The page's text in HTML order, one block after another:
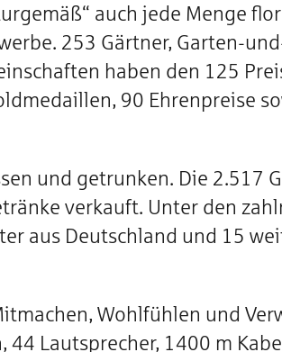
auch jede Menge
253 Gärtner, Garten-
haben den 125
90 Ehrenpreise
und getrunken. Die 2.517
verkauft. Unter den
aus Deutschland und 15
Wohlfühlen und
Lautsprecher, 1400 m